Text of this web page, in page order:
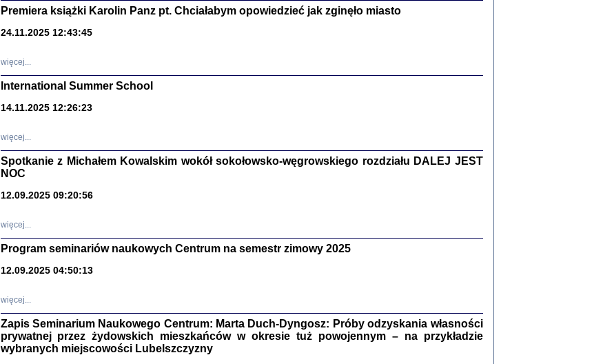
CZYTAJĄC GAZETĘ NIEMIECKĄ ...
Warszawa 2019
Premiera książki Karolin Panz pt. Chciałabym opowiedzieć jak zginęło miasto
24.11.2025 12:43:45
więcej...
International Summer School
14.11.2025 12:26:23
więcej...
Spotkanie z Michałem Kowalskim wokół sokołowsko-węgrowskiego rozdziału DALEJ JEST
NOC
12.09.2025 09:20:56
więcej...
Program seminariów naukowych Centrum na semestr zimowy 2025
12.09.2025 04:50:13
więcej...
Zapis Seminarium Naukowego Centrum: Marta Duch-Dyngosz: Próby odzyskania własności
prywatnej przez żydowskich mieszkańców w okresie tuż powojennym – na przykładzie
wybranych miejscowości Lubelszczyzny